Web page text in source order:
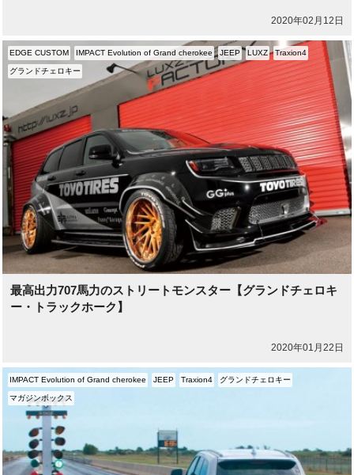
2020年02月12日
最高出力707馬力のストリートモンスター【グランドチェロキ
ー・トラックホーク】
2020年01月22日
EDGE CUSTOM IMPACT Evolution of Grand cherokee JEEP LUXZ Traxion4
グランドチェロキー
IMPACT Evolution of Grand cherokee JEEP Traxion4 グランドチェロキー
マガジンボックス